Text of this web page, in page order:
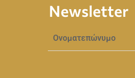
Newsletter